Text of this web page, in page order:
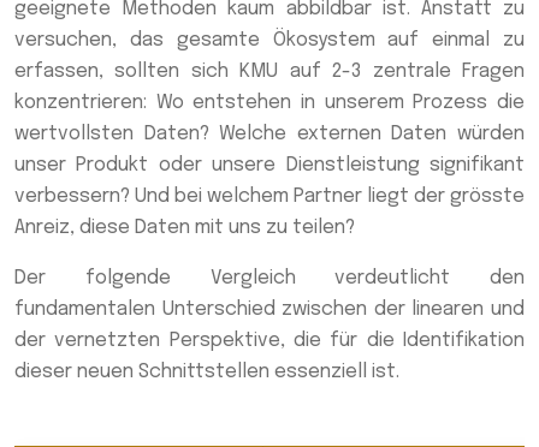
geeignete Methoden kaum abbildbar ist. Anstatt zu
versuchen, das gesamte Ökosystem auf einmal zu
erfassen, sollten sich KMU auf 2-3 zentrale Fragen
konzentrieren: Wo entstehen in unserem Prozess die
wertvollsten Daten? Welche externen Daten würden
unser Produkt oder unsere Dienstleistung signifikant
verbessern? Und bei welchem Partner liegt der grösste
Anreiz, diese Daten mit uns zu teilen?
Der folgende Vergleich verdeutlicht den
fundamentalen Unterschied zwischen der linearen und
der vernetzten Perspektive, die für die Identifikation
dieser neuen Schnittstellen essenziell ist.